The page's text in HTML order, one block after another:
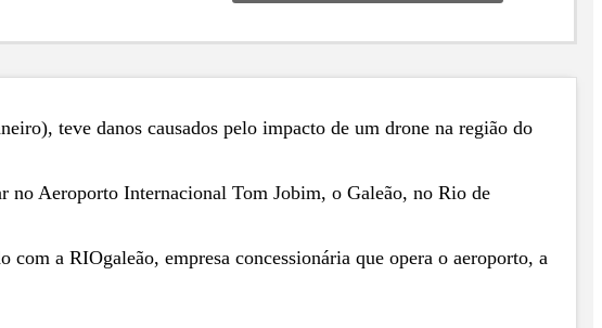
teve danos causados pelo impacto de um drone na região do
no Aeroporto Internacional Tom Jobim, o Galeão, no Rio de
a RIOgaleão, empresa concessionária que opera o aeroporto, a